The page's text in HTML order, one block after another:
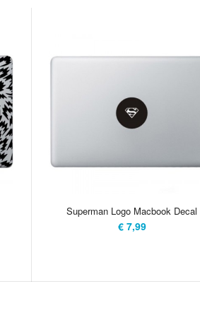
Superman Logo Macbook Decal
€ 7,99